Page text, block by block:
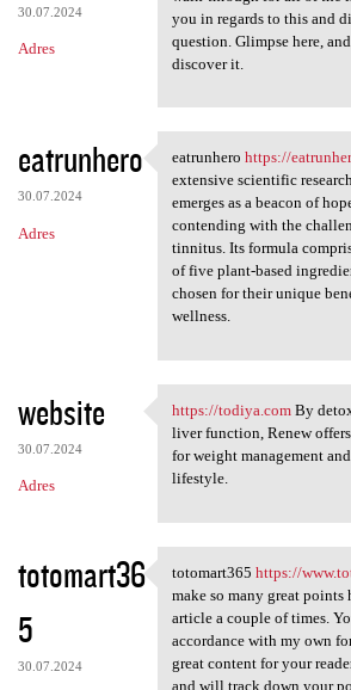
30.07.2024
Adres
you in regards to this and
question. Glimpse here,
discover it.
eatrunhero
30.07.2024
Adres
eatrunhero https:/
eatrunhero https://
extensive scientific
emerges as a beacon of
contending with the
tinnitus. Its formula
of five plant-based
chosen for their unique
wellness.
website
30.07.2024
Adres
https://todiya.com By
https://todiya.comBy
liver function, Renew
for weight management
lifestyle.
totomart36
5
30.07.2024
totomart365 https://
totomart365 https://
make so many great points
article a couple of times.
accordance with my own
great content for your
and will track down your